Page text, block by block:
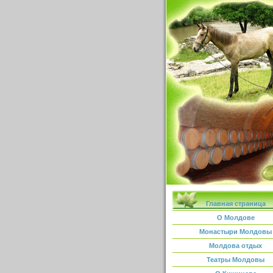
Главная страница
О Молдове
Монастыри Молдовы
Молдова отдых
Театры Молдовы